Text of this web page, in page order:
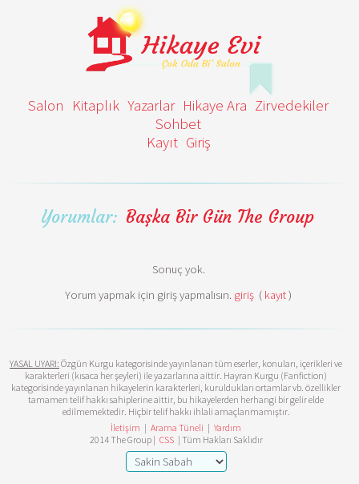
Salon Kitaplık Yazarlar Hikaye Ara Zirvedekiler
Sohbet
Kayıt Giriş
Yorumlar: Başka Bir Gün The Group
Sonuç yok.
Yorum yapmak için giriş yapmalısın. giriş ( kayıt)
YASAL UYARI: Özgün Kurgu kategorisinde yayınlanan tüm eserler, konuları, içerikleri ve
karakterleri (kısaca her şeyleri) ile yazarlarına aittir. Hayran Kurgu (Fanfiction)
kategorisinde yayınlanan hikayelerin karakterleri, kuruldukları ortamlar vb. özellikler
tamamen telif hakkı sahiplerine aittir, bu hikayelerden herhangi bir gelir elde
edilmemektedir. Hiçbir telif hakkı ihlali amaçlanmamıştır.
İletişim | Arama Tüneli | Yardım
2014 The Group | CSS | Tüm Hakları Saklıdır